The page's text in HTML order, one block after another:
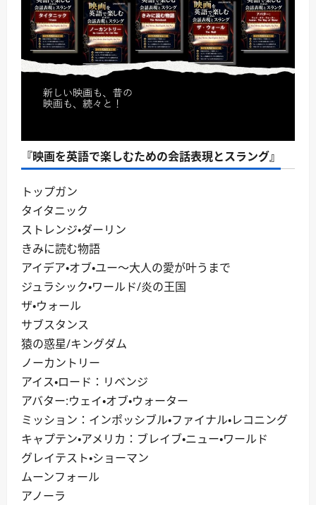
『映画を英語で楽しむための会話表現とスラング』
トップガン
タイタニック
ストレンジ・ダーリン
きみに読む物語
アイデア・オブ・ユー～大人の愛が叶うまで
ジュラシック・ワールド/炎の王国
ザ・ウォール
サブスタンス
猿の惑星/キングダム
ノーカントリー
アイス・ロード：リベンジ
アバター:ウェイ・オブ・ウォーター
ミッション：インポッシブル・ファイナル・レコニング
キャプテン・アメリカ：ブレイブ・ニュー・ワールド
グレイテスト・ショーマン
ムーンフォール
アノーラ